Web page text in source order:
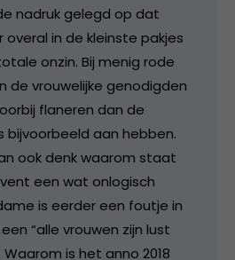
nadruk gelegd op dat
in de kleinste pakjes
onzin. Bij menig rode
de vrouwelijke genodigden
flaneren dan de
bijvoorbeeld aan hebben.
ook denk waarom staat
een wat onlogisch
is eerder een foutje in
“alle vrouwen zijn lust
is het anno 2018